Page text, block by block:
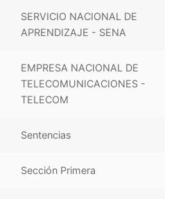
SERVICIO NACIONAL DE
APRENDIZAJE - SENA
EMPRESA NACIONAL DE
TELECOMUNICACIONES -
TELECOM
Sentencias
Sección Primera